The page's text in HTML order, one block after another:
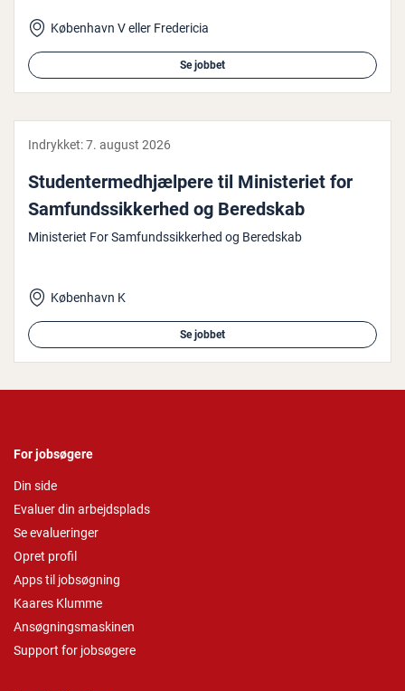
København V eller Fredericia
Se jobbet
Indrykket:7. august 2026
Stu­den­ter­med­hjæl­pe­re til Mi­ni­ste­ri­et for
Sam­funds­sik­ker­hed og Beredskab
Ministeriet For Samfundssikkerhed og Beredskab
København K
Se jobbet
For jobsøgere
Din side
Evaluer din arbejdsplads
Se evalueringer
Opret profil
Apps til jobsøgning
Kaares Klumme
Ansøgningsmaskinen
Support for jobsøgere